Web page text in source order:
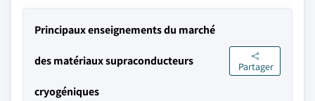
Principaux enseignements du marché
des matériaux supraconducteurs
cryogéniques
Partager